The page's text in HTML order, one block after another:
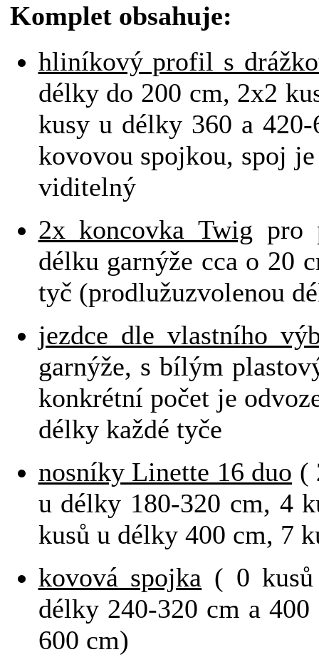
Komplet obsahuje:
hliníkový profil s
délky do 200 cm, 2x2
kusy u délky 360 a
kovovou spojkou, spoj
viditelný
2x koncovka Twig pro
délku garnýže cca o 20
tyč (prodlužuzvolenou
jezdce dle vlastního
garnýže, s bílým
konkrétní počet je
délky každé tyče
nosníky Linette 16 duo (
u délky 180-320 cm, 4
kusů u délky 400 cm, 7
kovová spojka ( 0
délky 240-320 cm a
600 cm)